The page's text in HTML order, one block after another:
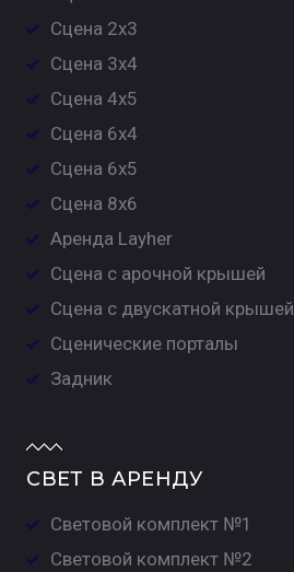
Сцена 2х3
Сцена 3х4
Сцена 4х5
Сцена 6х4
Сцена 6х5
Сцена 8х6
Аренда Layher
Сцена с арочной крышей
Сцена с двускатной крышей
Сценические порталы
Задник
СВЕТ В АРЕНДУ
Световой комплект №1
Световой комплект №2